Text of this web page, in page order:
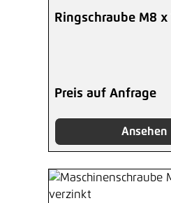
Ringschraube M8 x
Preis auf Anfrage
Ansehen